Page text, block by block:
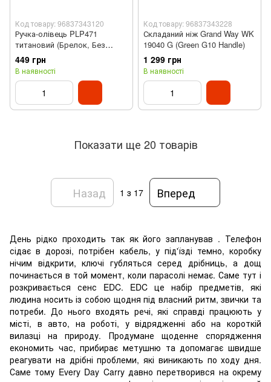
Код товару: 96837343120
Ручка-олівець PLP471
титановий (Брелок, Без
чорнил, 45 мм)
449 грн
В наявності
Код товару: 96837343228
Складаний ніж Grand Way WK
19040 G (Green G10 Handle)
1 299 грн
В наявності
Показати ще 20 товарів
Назад 1 з 17 Вперед
День рідко проходить так як його запланував . Телефон
сідає в дорозі, потрібен кабель, у під'їзді темно, коробку
нічим відкрити, ключі губляться серед дрібниць, а дощ
починається в той момент, коли парасолі немає. Саме тут і
розкривається сенс EDC. EDC це набір предметів, які
людина носить із собою щодня під власний ритм, звички та
потреби. До нього входять речі, які справді працюють у
місті, в авто, на роботі, у відрядженні або на короткій
вилазці на природу. Продумане щоденне спорядження
економить час, прибирає метушню та допомагає швидше
реагувати на дрібні проблеми, які виникають по ходу дня.
Саме тому Every Day Carry давно перетворився на окрему